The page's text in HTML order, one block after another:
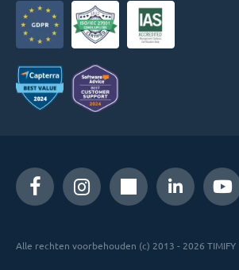
Alle rechten voorbehouden (c) 2013 - 2026 TIMIFY